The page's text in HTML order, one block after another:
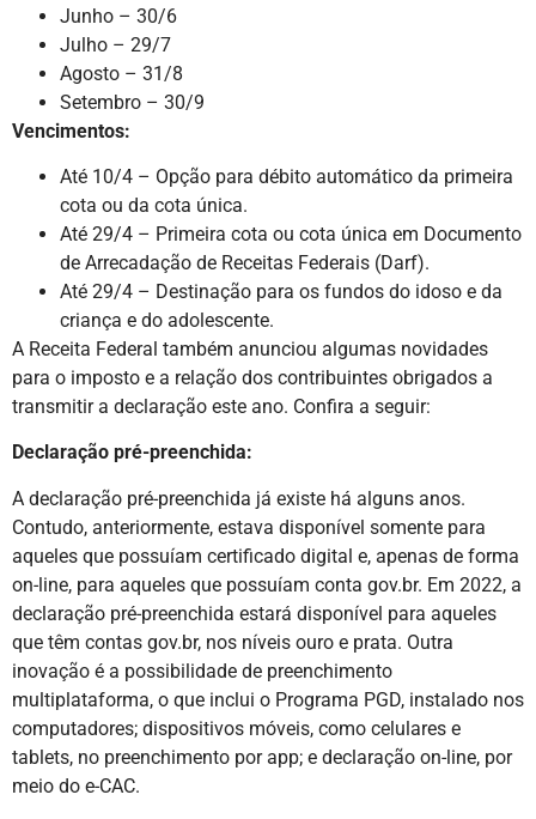
Junho – 30/6
Julho – 29/7
Agosto – 31/8
Setembro – 30/9
Vencimentos:
Até 10/4 – Opção para débito automático da primeira
cota ou da cota única.
Até 29/4 – Primeira cota ou cota única em Documento
de Arrecadação de Receitas Federais (Darf).
Até 29/4 – Destinação para os fundos do idoso e da
criança e do adolescente.
A Receita Federal também anunciou algumas novidades
para o imposto e a relação dos contribuintes obrigados a
transmitir a declaração este ano. Confira a seguir:
Declaração pré-preenchida:
A declaração pré-preenchida já existe há alguns anos.
Contudo, anteriormente, estava disponível somente para
aqueles que possuíam certificado digital e, apenas de forma
on-line, para aqueles que possuíam conta gov.br. Em 2022, a
declaração pré-preenchida estará disponível para aqueles
que têm contas gov.br, nos níveis ouro e prata. Outra
inovação é a possibilidade de preenchimento
multiplataforma, o que inclui o Programa PGD, instalado nos
computadores; dispositivos móveis, como celulares e
tablets, no preenchimento por app; e declaração on-line, por
meio do e-CAC.